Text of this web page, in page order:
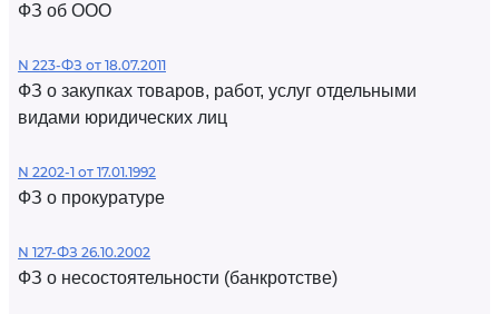
ФЗ об ООО
N 223-ФЗ от 18.07.2011
ФЗ о закупках товаров, работ, услуг отдельными
видами юридических лиц
N 2202-1 от 17.01.1992
ФЗ о прокуратуре
N 127-ФЗ 26.10.2002
ФЗ о несостоятельности (банкротстве)